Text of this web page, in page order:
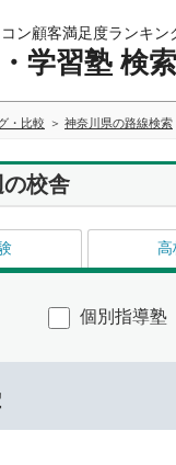
ン顧客満足度ランキン
学習塾 検索
・比較 神奈川県の路線検索
校舎
高
個別指導塾